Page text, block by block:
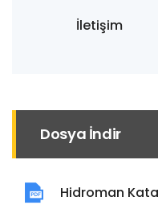
İletişim
Dosya İndir
Hidroman